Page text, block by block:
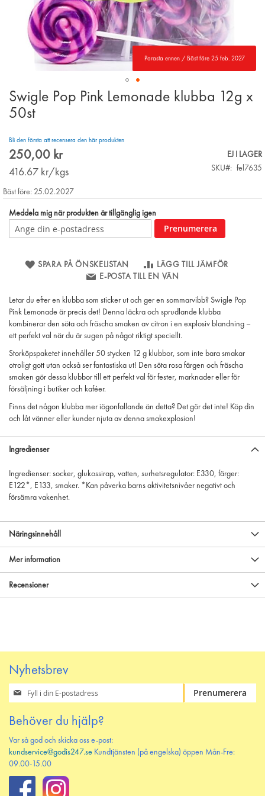
Parasta ennen / Bäst före 25 feb. 2027
Skip
to
the
of
the
gallery
Swigle Pop Pink Lemonade klubba 12g x
50st
Bli den första att recensera den här produkten
250,00 kr
416.67 kr/kgs
EJ I LAGER
SKU
fel7635
Bäst före: 25.02.2027
Meddela mig när produkten är tillgänglig igen
Prenumerera
SPARA PÅ ÖNSKELISTAN
LÄGG TILL JÄMFÖR
E-POSTA TILL EN VÄN
Letar du efter en klubba som sticker ut och ger en sommarvibb? Swigle Pop
Pink Lemonade är precis det! Denna läckra och sprudlande klubba
kombinerar den söta och fräscha smaken av citron i en explosiv blandning –
ett perfekt val när du är sugen på något riktigt speciellt.
Storköpspaketet innehåller 50 stycken 12 g klubbor, som inte bara smakar
otroligt gott utan också ser fantastiska ut! Den söta rosa färgen och fräscha
smaken gör dessa klubbor till ett perfekt val för fester, marknader eller för
försäljning i butiker och kaféer.
Finns det någon klubba mer iögonfallande än detta? Det gör det inte! Köp din
och låt vänner eller kunder njuta av denna smakexplosion!
Ingredienser
Ingredienser: socker, glukossirap, vatten, surhetsregulator: E330, färger:
E122*, E133, smaker. *Kan påverka barns aktivitetsnivåer negativt och
försämra vakenhet.
Näringsinnehåll
Mer information
Recensioner
Nyhetsbrev
Prenumerera
på
nyhetsbrev
Prenumerera
Behöver du hjälp?
Var så god och skicka oss e-post:
kundservice@godis247.se Kundtjänsten (på engelska) öppen Mån-Fre:
09.00-15.00